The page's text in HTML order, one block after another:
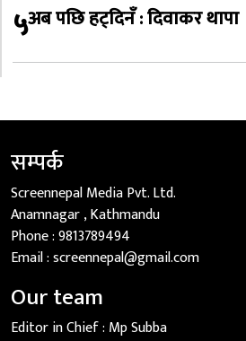
५अब पछि हट्दिनँ : दिवाकर थापा
सम्पर्क
Screennepal Media Pvt. Ltd.
Anamnagar , Kathmandu
Phone :9813789494
Email :screennepal@gmail.com
Our team
Editor in Chief : Mp Subba